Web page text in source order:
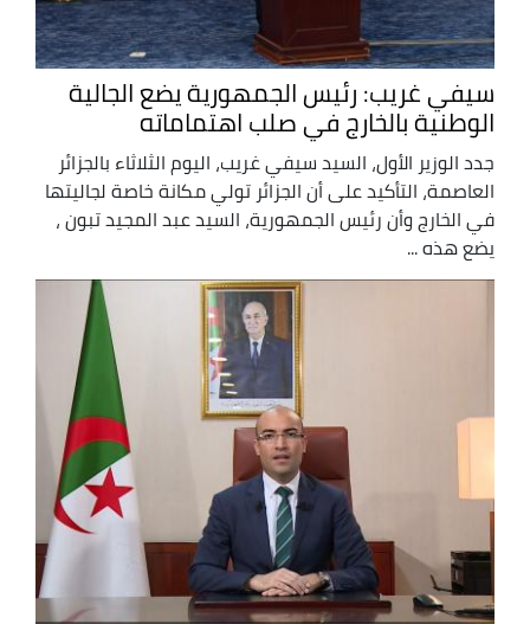
سيفي غريب: رئيس الجمهورية يضع الجالية
الوطنية بالخارج في صلب اهتماماته
جدد الوزير الأول، السيد سيفي غريب، اليوم الثلاثاء بالجزائر
العاصمة، التأكيد على أن الجزائر تولي مكانة خاصة لجاليتها
في الخارج وأن رئيس الجمهورية، السيد عبد المجيد تبون ،
يضع هذه ...